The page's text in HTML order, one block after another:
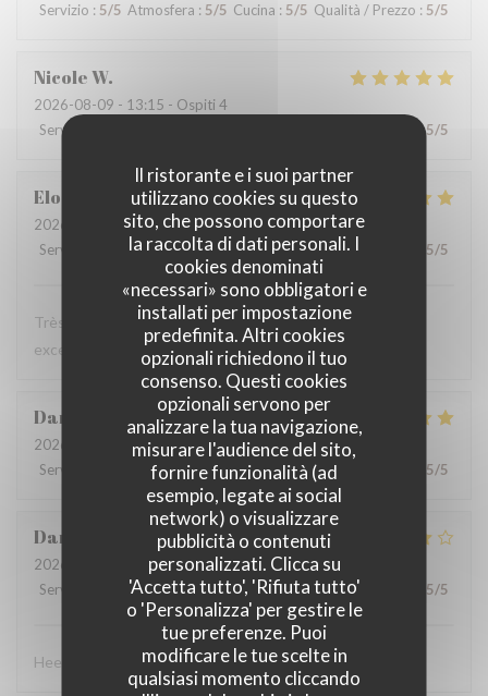
Il ristorante e i suoi partner
utilizzano cookies su questo
sito, che possono comportare
la raccolta di dati personali. I
cookies denominati
«necessari» sono obbligatori e
installati per impostazione
predefinita. Altri cookies
opzionali richiedono il tuo
consenso. Questi cookies
opzionali servono per
analizzare la tua navigazione,
misurare l'audience del sito,
fornire funzionalità (ad
esempio, legate ai social
network) o visualizzare
pubblicità o contenuti
personalizzati. Clicca su
'Accetta tutto', 'Rifiuta tutto'
o 'Personalizza' per gestire le
tue preferenze. Puoi
modificare le tue scelte in
qualsiasi momento cliccando
Servizio : 5/5 Atmosfera : 5/5 Cucina : 5/5 Qualità / Prezzo : 5/5
NicoleW
2026-08-09 - 13:15 - Ospiti 4
Servizio
5/5
Elodie
2026-08-08
- 19:30 - Ospiti 2
Servizio
Atmosfera:5 /5 Cucina: 5 /5 Qualità / Prezzo 5/5
Très bon accueil des gérants, serveuses au top, cuisine
excellente. Très belle découverte.
Daniel
2026-08-06
- 12:30 - Ospiti 6
Servizio
Atmosfera:5/5 Cucina: 5/5 Qualità / Prezzo 5/5
Danny
2026-08-06
- 12:00 - Ospiti 4
Servizio
Atmosfera :4/5 Cucina:4/5 Qualità / Prezzo 5/5
Heel goed eten voor een schappelijke prijs.